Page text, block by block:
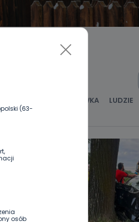
(63-
osób
KULTURA I ROZRYWKA LUDZIE
WYWIADY